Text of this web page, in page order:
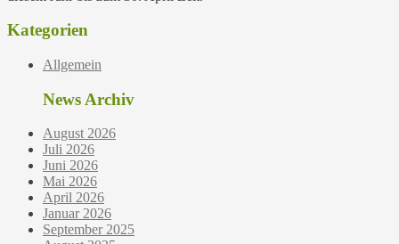
Kategorien
Allgemein
News Archiv
August 2026
Juli 2026
Juni 2026
Mai 2026
April 2026
Januar 2026
September 2025